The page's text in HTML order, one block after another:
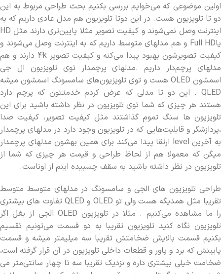
اولین موضوعی که می‌خوایم بررسی بکنیم بحث طراحی مربوط به این
دو تا تلویزیون هست. در این دوتا تلویزیون هم مدل عادی داریم که به
اینترنت وصل نمی‌شوند و کیفیت تصویر مثلا پایین‌تری دارند مثل HD
یاFull HD و هم مدلهای متوسط داریم که به اینترنت وصل می‌شوند و
کیفیت تصویرشون بهبود پیدا می‌کنه و کیفیت تصویر 4k دارند و هم
مدلهای پرچم‌دار داریم .مدلهای پرچمدار توی تلویزیون ال جی
اسمشون OLED هست و توی تلویزیون‌های سامسونگ اسمشون میشه
QLED . این دو تا مدلی که عرض کردم خدمتتون که پرچم دارد
هستند هر چیزی که شما توی تلویزیون در نظر داشته باشید برای این
تلویزیون ها سنگ تموم گذاشتند مثل کیفیت تصویر، کیفیت صدا
،پردازشگر و قابلیت‌هایی که در تلویزیون وجود دارد در مدلهای پرچمدار
به آخرین level ارتقا پیدا می‌کند برای همین بهشون مدلهای پرچمدار
میگن که معمولا هم از لحاظ طراحی و قیمت هر چیزی که شما از
تلویزیون در نظر داشته باشید به سقف چسبیده اینم از اوناست.
طراحی تلویزیون های الجی و سامسونگ در مدلهای متوسط متوسط
تقریبا مثل همدیگه هست ولی تو OLED و QLED تفاوت های بیشتری
را ما مشاهده می‌کنیم . مثلا در تلویزیون OLED الجی از بغل اگر
تلویزیون نگاه کنید تلویزیون تقریبا به دو قسمت می‌تونیم تقسیم
بکنیم قسمت بالایش ضخامتش تقریبا سه میلیمتر میشه و قسمت
پایینش که برد و پاور و قطعات داخلی تلویزیون در آن قرار گرفته است،
ضخامت خیلی بیشتری داره و نزدیک تقریبا سه تا چهار سانتی‌متر می